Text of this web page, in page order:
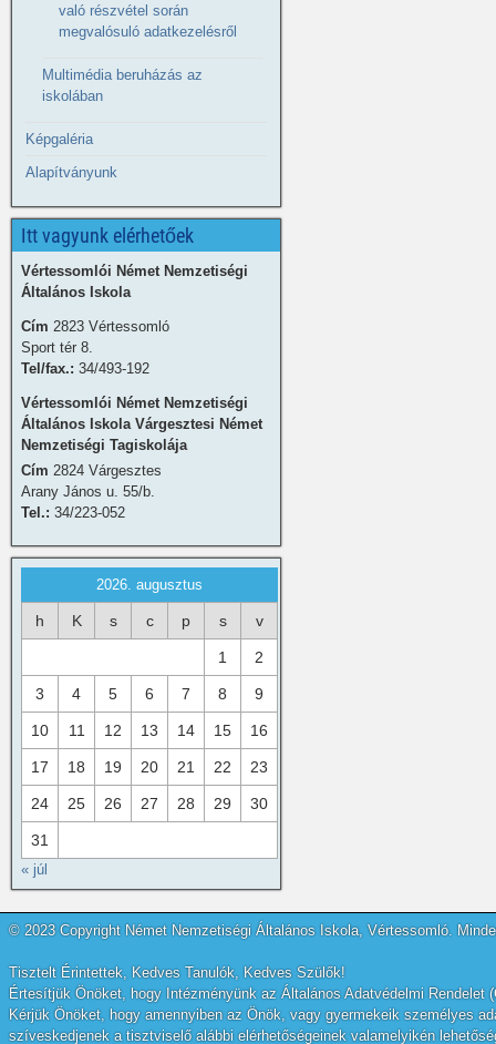
való részvétel során
megvalósuló adatkezelésről
Multimédia beruházás az
iskolában
Képgaléria
Alapítványunk
Itt vagyunk elérhetőek
Vértessomlói Német Nemzetiségi
Általános Iskola
Cím 2823 Vértessomló
Sport tér 8.
Tel/fax.: 34/493-192
Vértessomlói Német Nemzetiségi
Általános Iskola Várgesztesi Német
Nemzetiségi Tagiskolája
Cím 2824 Várgesztes
Arany János u. 55/b.
Tel.: 34/223-052
2026. augusztus
h K s c p s v
1 2
3 4 5 6 7 8 9
10 11 12 13 14 15 16
17 18 19 20 21 22 23
24 25 26 27 28 29 30
31
« júl
© 2023 Copyright Német Nemzetiségi Általános Iskola, Vértessomló.
Tisztelt Érintettek, Kedves Tanulók, Kedves Szülők!
Értesítjük Önöket, hogy Intézményünk az Általános Adatvédelmi
Kérjük Önöket, hogy amennyiben az Önök, vagy gyermekeik személyes
szíveskedjenek a tisztviselő alábbi elérhetőségeinek valamelyikén